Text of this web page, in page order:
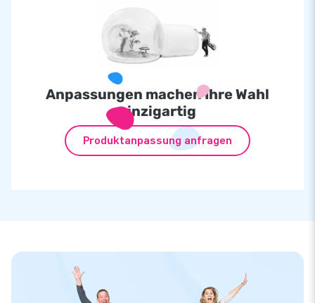
Anpassungen machen Ihre Wahl
einzigartig
Produktanpassung anfragen